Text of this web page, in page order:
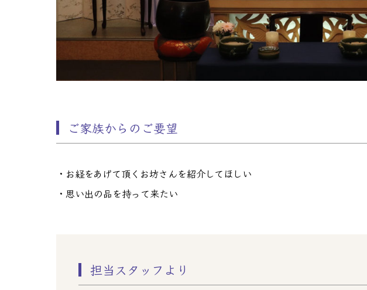
ご家族からのご要望
・お経をあげて頂くお坊さんを紹介してほしい
・思い出の品を持って来たい
担当スタッフより